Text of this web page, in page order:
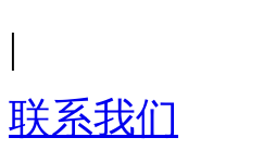
|
联系我们